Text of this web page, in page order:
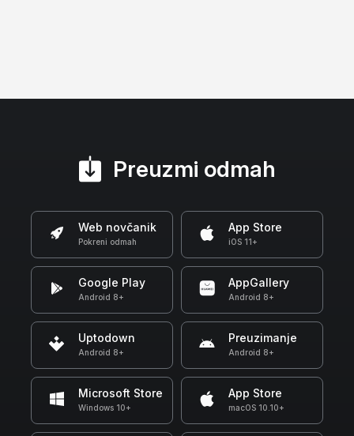
Preuzmi odmah
Web novčanik
Pokreni odmah
App Store
iOS 11+
Google Play
Android 8+
AppGallery
Android 8+
Uptodown
Android 8+
Preuzimanje
Android 8+
Microsoft Store
Windows 10+
App Store
macOS 10.10+